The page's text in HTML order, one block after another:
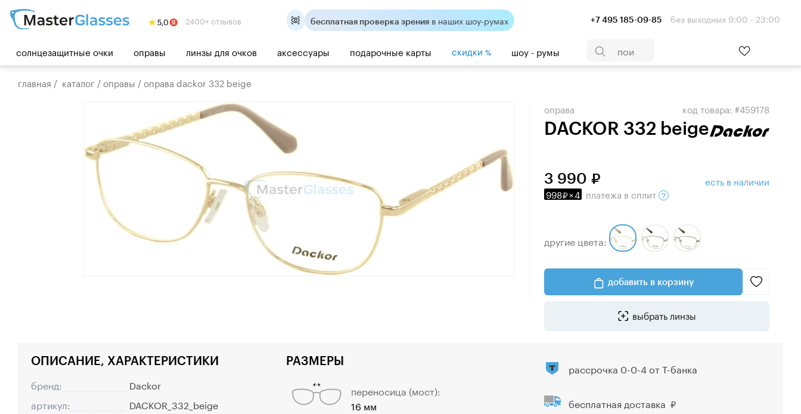
2400+ отзывов +7 495 185-09-85 без выходных 9:00 - 23:00
бесплатная проверка зрения в наших шоу-румах
солнцезащитные очки оправы линзы для очков аксессуары подарочные карты скидки % шоу - румы
главная / каталог /оправы /оправа dackor 332 beige
оправа
DACKOR 332 beige
код товара: #459178
3 990
998 ×4 платежа в сплит
есть в наличии
другие цвета:
добавить в корзину
выбрать линзы
ОПИСАНИЕ, ХАРАКТЕРИСТИКИ
бренд:
Dackor
артикул:
DACKOR_332_beige
РАЗМЕРЫ
переносица (мост):
16 мм
рассрочка 0-0-4 от Т-банка
бесплатная доставка